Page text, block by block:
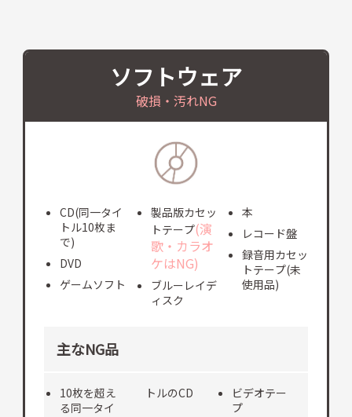
ソフトウェア
破損・汚れNG
CD(同一タイ
トル10枚ま
で)
DVD
ゲームソフト
製品版カセッ
トテープ(演
歌・カラオ
ケはNG)
ブルーレイデ
ィスク
本
レコード盤
録音用カセッ
トテープ(未
使用品)
主なNG品
10枚を超え
る同一タイ
トルのCD
ビデオテー
プ